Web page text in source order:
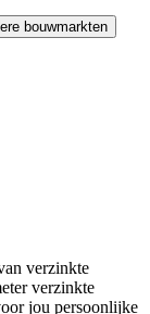
bouwmarkten
verzinkte
verzinkte
jou persoonlijke